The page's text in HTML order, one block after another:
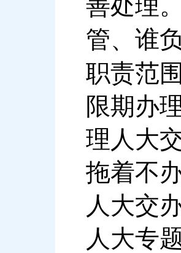
善处理
管、谁
职责范
限期办
理人大
拖着不
人大交
人大专